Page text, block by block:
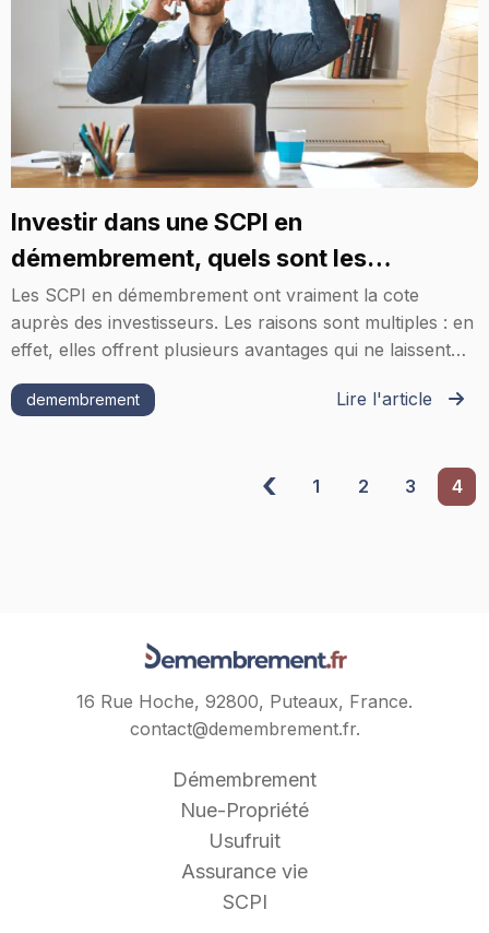
Investir dans une SCPI en
démembrement, quels sont les
avantages ?
Les SCPI en démembrement ont vraiment la cote
auprès des investisseurs. Les raisons sont multiples : en
effet, elles offrent plusieurs avantages qui ne laissent…
Lire l'article
demembrement
1 2 3 4
16 Rue Hoche, 92800, Puteaux, France.
contact@demembrement.fr.
Démembrement
Nue-Propriété
Usufruit
Assurance vie
SCPI